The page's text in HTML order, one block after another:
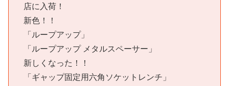
店に入荷！
新色！！
「ループアップ」
「ループアップ メタルスペーサー」
新しくなった！！
「ギャップ固定用六角ソケットレンチ」